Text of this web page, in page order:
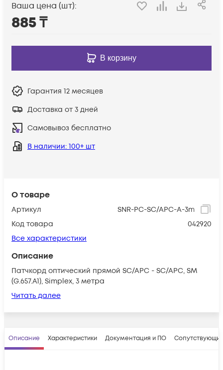
О товаре
Артикул
SNR-PC-SC/APC-A-3m
Код товара
042920
Все характеристики
Описание
Патчкорд оптический прямой SC/APC - SC/APC, SM
(G.657.A1), Simplex, 3 метра
Читать далее
Ваша цена (шт):
885₸
В корзину
Гарантия 12 месяцев
Доставка от 3 дней
Самовывоз бесплатно
В наличии: 100+ шт
Описание Характеристики Документация и ПО